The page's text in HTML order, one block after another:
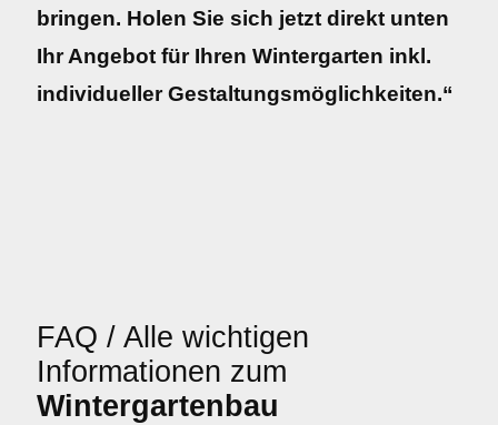
bringen. Holen Sie sich jetzt direkt unten
Ihr Angebot für Ihren Wintergarten inkl.
individueller Gestaltungsmöglichkeiten.“
FAQ / Alle wichtigen
Informationen zum
Wintergartenbau